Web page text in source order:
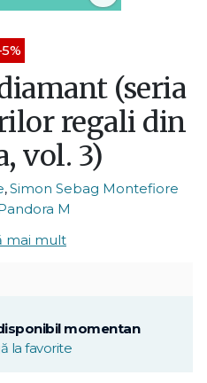
(seria
regali din
vol. 3)
,Simon Sebag Montefiore
M
mai mult
momentan
la favorite